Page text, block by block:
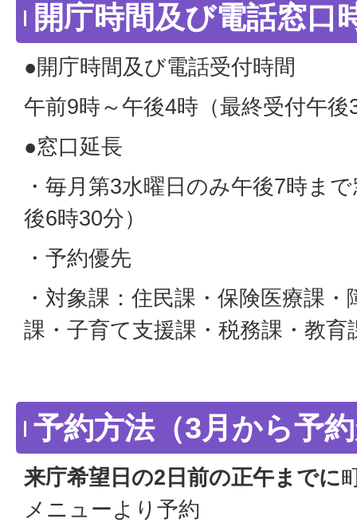
開庁時間及び電話窓口
●開庁時間及び電話受付時間
午前9時～午後4時（最終受付午後
●窓口延長
・毎月第3水曜日のみ午後7時ま
後6時30分）
・予約優先
・対象課：住民課・保険医療課
課・子育て支援課・税務課・教育
予約方法（3月から予
来庁希望日の2日前の正午までに
メニューより予約